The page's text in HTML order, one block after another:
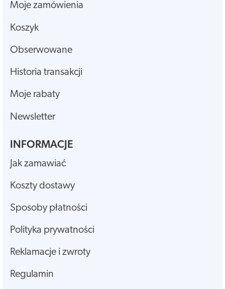
Moje zamówienia
Koszyk
Obserwowane
Historia transakcji
Moje rabaty
Newsletter
INFORMACJE
Jak zamawiać
Koszty dostawy
Sposoby płatności
Polityka prywatności
Reklamacje i zwroty
Regulamin